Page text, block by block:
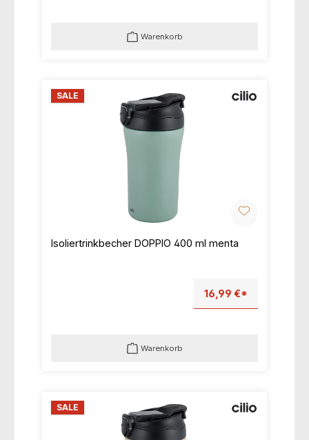
Warenkorb
SALE
Isoliertrinkbecher DOPPIO 400 ml menta
16,99 €*
Warenkorb
SALE